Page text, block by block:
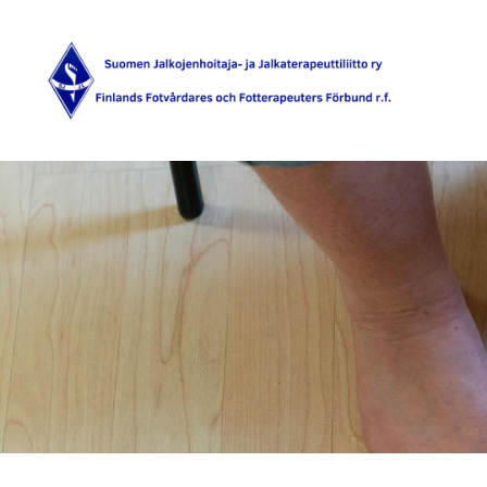
sisältöön
Suomen Jalkojenhoitaja- ja